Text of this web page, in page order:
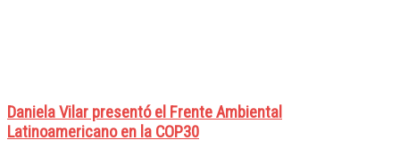
Daniela Vilar presentó el Frente Ambiental
Latinoamericano en la COP30